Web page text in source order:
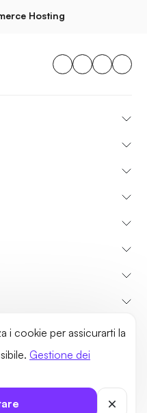
i cookie per assicurarti la
Gestione dei
Hosting
Mappa del sito